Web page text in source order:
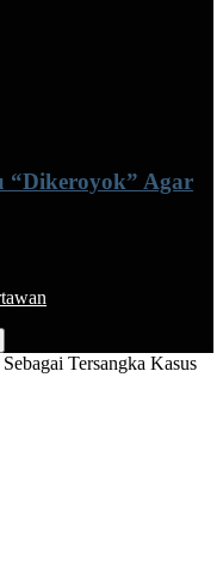
“Dikeroyok” Agar
Tersangka Kasus